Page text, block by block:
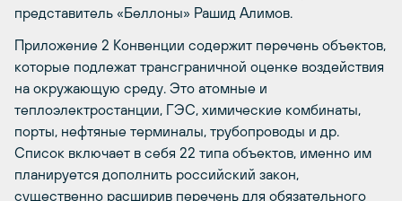
представитель «Беллоны» Рашид Алимов.
Приложение 2 Конвенции содержит перечень объектов,
которые подлежат трансграничной оценке воздействия
на окружающую среду. Это атомные и
теплоэлектростанции, ГЭС, химические комбинаты,
порты, нефтяные терминалы, трубопроводы и др.
Список включает в себя 22 типа объектов, именно им
планируется дополнить российский закон,
существенно расширив перечень для обязательного